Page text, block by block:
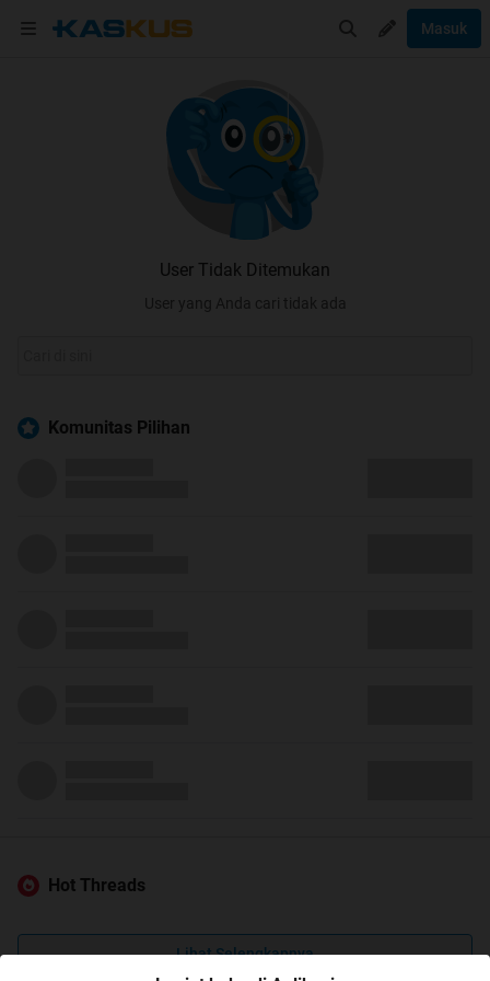
Masuk
User Tidak Ditemukan
User yang Anda cari tidak ada
Komunitas Pilihan
Hot Threads
Lihat Selengkapnya